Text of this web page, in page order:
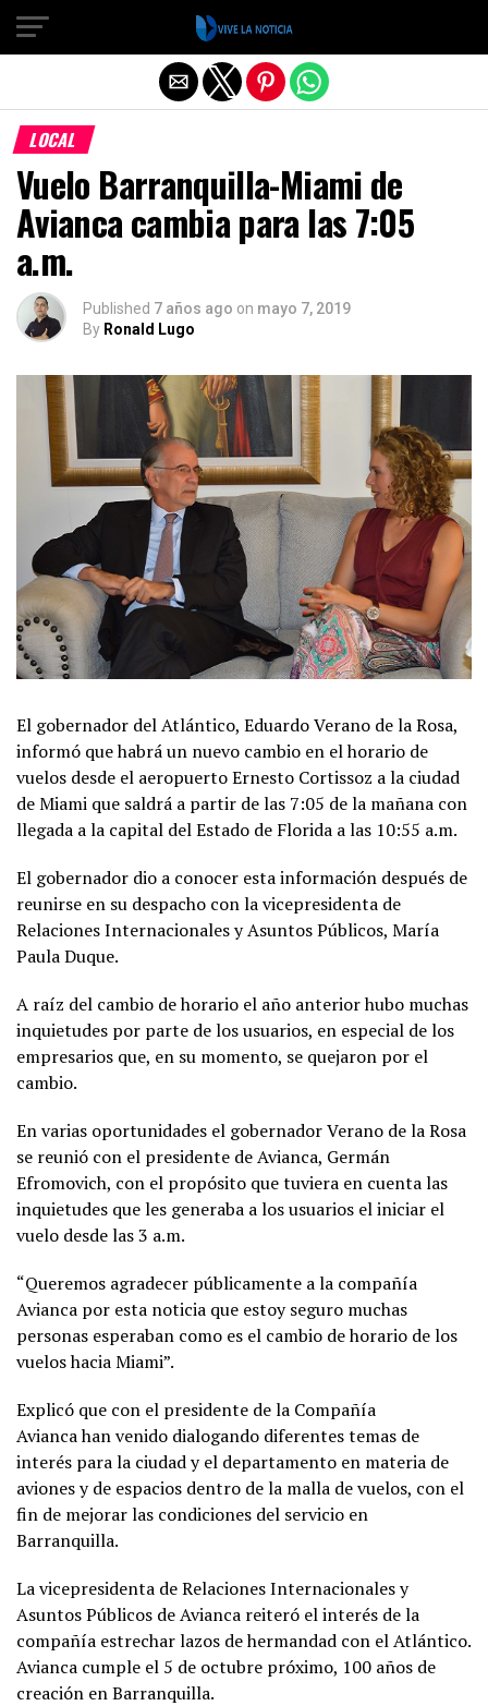
LOCAL
Vuelo Barranquilla-Miami de
Avianca cambia para las 7:05
a.m.
Published 7 años ago on mayo 7, 2019
By Ronald Lugo
El gobernador del Atlántico, Eduardo Verano de la Rosa,
informó que habrá un nuevo cambio en el horario de
vuelos desde el aeropuerto Ernesto Cortissoz a la ciudad
de Miami que saldrá a partir de las 7:05 de la mañana con
llegada a la capital del Estado de Florida a las 10:55 a.m.
El gobernador dio a conocer esta información después de
reunirse en su despacho con la vicepresidenta de
Relaciones Internacionales y Asuntos Públicos, María
Paula Duque.
A raíz del cambio de horario el año anterior hubo muchas
inquietudes por parte de los usuarios, en especial de los
empresarios que, en su momento, se quejaron por el
cambio.
En varias oportunidades el gobernador Verano de la Rosa
se reunió con el presidente de Avianca, Germán
Efromovich, con el propósito que tuviera en cuenta las
inquietudes que les generaba a los usuarios el iniciar el
vuelo desde las 3 a.m.
“Queremos agradecer públicamente a la compañía
Avianca por esta noticia que estoy seguro muchas
personas esperaban como es el cambio de horario de los
vuelos hacia Miami”.
Explicó que con el presidente de la Compañía
Avianca han venido dialogando diferentes temas de
interés para la ciudad y el departamento en materia de
aviones y de espacios dentro de la malla de vuelos, con el
fin de mejorar las condiciones del servicio en
Barranquilla.
La vicepresidenta de Relaciones Internacionales y
Asuntos Públicos de Avianca reiteró el interés de la
compañía estrechar lazos de hermandad con el Atlántico.
Avianca cumple el 5 de octubre próximo, 100 años de
creación en Barranquilla.
Salir de la versión móvil